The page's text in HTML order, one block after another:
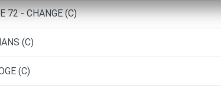
72 - CHANGE (C)
(C)
(C)